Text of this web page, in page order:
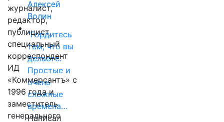
Алексей
Волин
"Гордитесь
тем, что вы
делаете.
Простые и
очень
сложные
времена…
Написал
журналист,
редактор,
публицист,
специальный
корреспондент
ИД
«Коммерсантъ» с
1996 года и
заместитель
генерального